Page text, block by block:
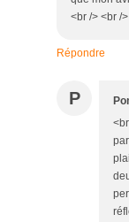
<br /> <br /
Répondre
P